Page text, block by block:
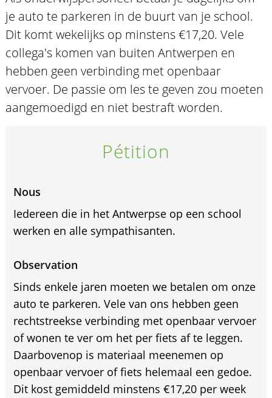
je auto te parkeren in de buurt van je school.
Dit komt wekelijks op minstens €17,20. Vele
collega's komen van buiten Antwerpen en
hebben geen verbinding met openbaar
vervoer. De passie om les te geven zou moeten
aangemoedigd en niet bestraft worden.
Pétition
Nous
Iedereen die in het Antwerpse op een school
werken en alle sympathisanten.
Observation
Sinds enkele jaren moeten we betalen om onze
auto te parkeren. Vele van ons hebben geen
rechtstreekse verbinding met openbaar vervoer
of wonen te ver om het per fiets af te leggen.
Daarbovenop is materiaal meenemen op
openbaar vervoer of fiets helemaal een gedoe.
Dit kost gemiddeld minstens €17,20 per week